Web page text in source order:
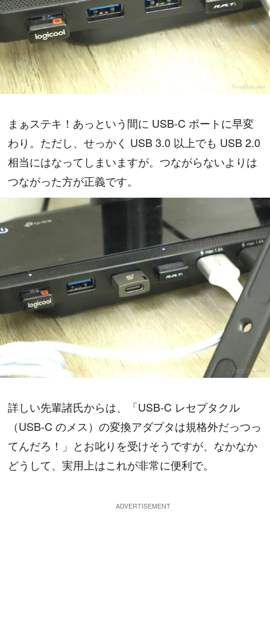
まぁステキ！あっという間に USB-C ポートに早変
わり。ただし、せっかく USB 3.0 以上でも USB 2.0
相当にはなってしまいますが。つながらないよりは
つながった方が正義です。
詳しい先輩諸氏からは、「USB-C レセプタクル
（USB-C のメス）の変換アダプタは規格外だっつっ
てんだろ！」とお叱りを受けそうですが、なかなか
どうして、実用上はこれが非常に便利で。